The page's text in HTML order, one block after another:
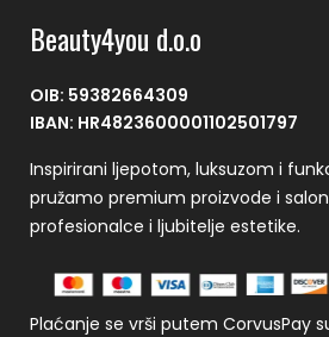
Beauty4you d.o.o
OIB: 59382664309
IBAN: HR4823600001102501797
Inspirirani ljepotom, luksuzom i
pružamo premium proizvode i
profesionalce i ljubitelje estetike.
Plaćanje se vrši putem CorvusPay